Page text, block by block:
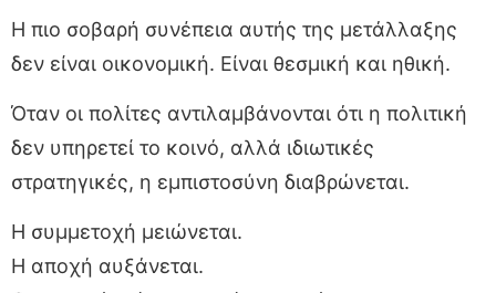
Η πιο σοβαρή συνέπεια αυτής της μετάλλαξης
δεν είναι οικονομική. Είναι θεσμική και ηθική.
Όταν οι πολίτες αντιλαμβάνονται ότι η πολιτική
δεν υπηρετεί το κοινό, αλλά ιδιωτικές
στρατηγικές, η εμπιστοσύνη διαβρώνεται.
Η συμμετοχή μειώνεται.
Η αποχή αυξάνεται.